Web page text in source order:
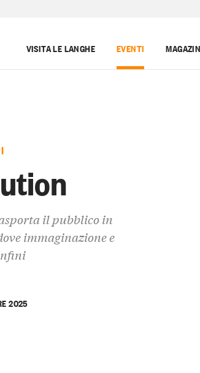
VISITA LE LANGHE EVENTI
il pubblico in
immaginazione e
2025